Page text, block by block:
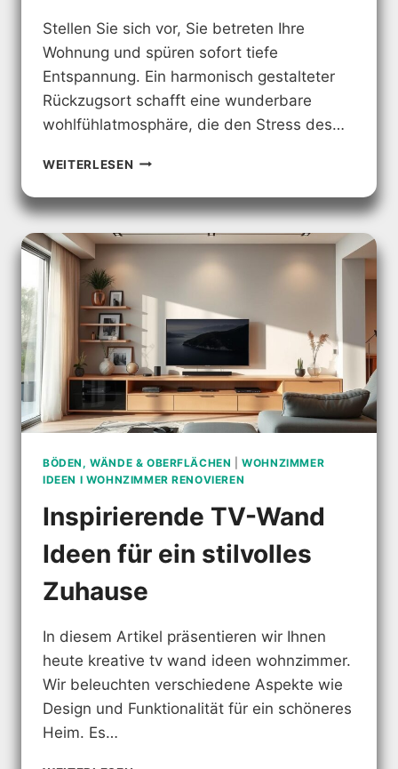
Stellen Sie sich vor, Sie betreten Ihre
Wohnung und spüren sofort tiefe
Entspannung. Ein harmonisch gestalteter
Rückzugsort schafft eine wunderbare
wohlfühlatmosphäre, die den Stress des…
WEITERLESEN ORDENTLICHES
–
EINFACHE
WEGE
ZU
HAUS
BÖDEN, WÄNDE & OBERFLÄCHEN |WOHNZIMMER
IDEEN I WOHNZIMMER RENOVIEREN
Inspirierende TV-Wand
Ideen für ein stilvolles
Zuhause
In diesem Artikel präsentieren wir Ihnen
heute kreative tv wand ideen wohnzimmer.
Wir beleuchten verschiedene Aspekte wie
Design und Funktionalität für ein schöneres
Heim. Es…